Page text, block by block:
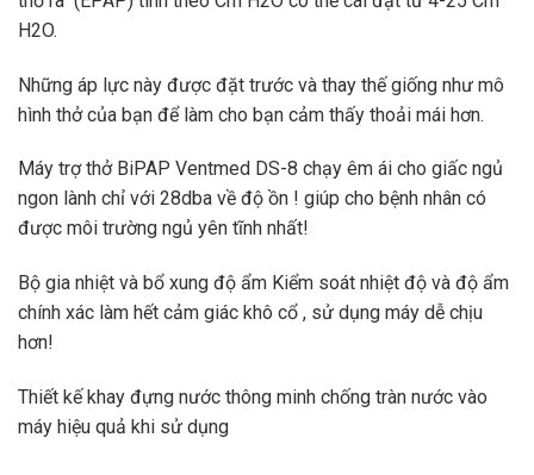
H2O.
Những áp lực này được đặt trước và thay thế giống như mô
hình thở của bạn để làm cho bạn cảm thấy thoải mái hơn.
Máy trợ thở BiPAP Ventmed DS-8 chạy êm ái cho giấc ngủ
ngon lành chỉ với 28dba về độ ồn ! giúp cho bệnh nhân có
được môi trường ngủ yên tĩnh nhất!
Bộ gia nhiệt và bổ xung độ ẩm Kiểm soát nhiệt độ và độ ẩm
chính xác làm hết cảm giác khô cổ , sử dụng máy dễ chịu
hơn!
Thiết kế khay đựng nước thông minh chống tràn nước vào
máy hiệu quả khi sử dụng